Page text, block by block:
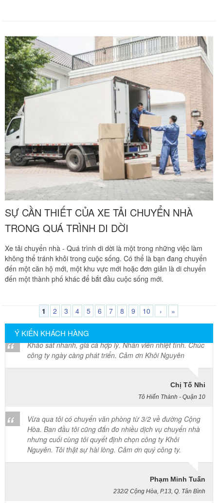
SỰ CẦN THIẾT CỦA XE TẢI CHUYỂN NHÀ
TRONG QUÁ TRÌNH DI DỜI
Xe tải chuyển nhà - Quá trình di dời là một trong những việc làm
không thể tránh khỏi trong cuộc sống. Có thể là bạn đang chuyển
đến một căn hộ mới, một khu vực mới hoặc đơn giản là di chuyển
đến một thành phố khác để bắt đầu cuộc sống mới.
1 2 3 4 5 6 7 8 9 10 › »
Ý KIẾN KHÁCH HÀNG
Vừa qua tôi có chuyển văn phòng từ 3/2 về đường Cộng
Hòa. Ban đầu tôi cũng đắn đo nhiều dịch vụ chuyển nhà
nhưng cuối cùng tôi quyết định chọn công ty Khôi
Nguyên. Tôi thật sự hài lòng. Cảm ơn quý công ty.
Phạm Minh Tuấn
232/2 Cộng Hòa, P.13, Q. Tân Bình
Vợ chồng tôi vừa chuyển về nhà mới ở Chưng cư Thái An
về quận 2. Tôi được biết dịch vụ của Khôi Nguyên đã lâu
và đến nay đã sử dụng dịch vụ chuyển nhà này. Tôi xin
chúng công ty ngày càng phát triển và nâng cao chất
lượng dịch vụ
Công ty Khôi Nguyên chuyển hàng của cô bao bọc đóng
gói rất cẩn thận. Cô rất hài lòng
57 Tây Thạnh, Tân Phú
Khảo sát nhanh, giá cả hợp lý. Nhân viên nhiệt tình. Chúc
Chị Tố Nhi
Tô Hiến Thành - Quận 10
Hòa. Ban đầu tôi cũng đắn đo nhiều dịch vụ chuyển nhà
nhưng cuối cùng tôi quyết định chọn công ty Khôi
Nguyên. Tôi thật sự hài lòng. Cảm ơn quý công ty.
Phạm Minh Tuấn
232/2 Cộng Hòa, P.13, Q. Tân Bình